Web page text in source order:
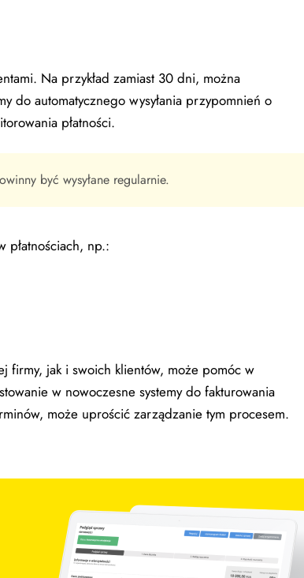
Na przykład zamiast 30 dni, można
do automatycznego wysyłania przypomnień o
płatności.
być wysyłane regularnie.
płatnościach, np.:
firmy, jak i swoich klientów, może pomóc w
w nowoczesne systemy do fakturowania
może uprościć zarządzanie tym procesem.